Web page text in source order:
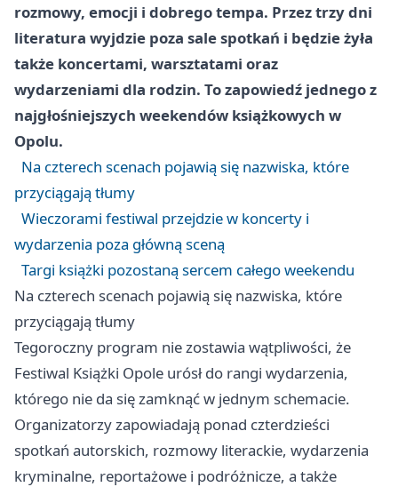
rozmowy, emocji i dobrego tempa. Przez trzy dni
literatura wyjdzie poza sale spotkań i będzie żyła
także koncertami, warsztatami oraz
wydarzeniami dla rodzin. To zapowiedź jednego z
najgłośniejszych weekendów książkowych w
Opolu.
Na czterech scenach pojawią się nazwiska, które
przyciągają tłumy
Wieczorami festiwal przejdzie w koncerty i
wydarzenia poza główną sceną
Targi książki pozostaną sercem całego weekendu
Na czterech scenach pojawią się nazwiska, które
przyciągają tłumy
Tegoroczny program nie zostawia wątpliwości, że
Festiwal Książki Opole urósł do rangi wydarzenia,
którego nie da się zamknąć w jednym schemacie.
Organizatorzy zapowiadają ponad czterdzieści
spotkań autorskich, rozmowy literackie, wydarzenia
kryminalne, reportażowe i podróżnicze, a także